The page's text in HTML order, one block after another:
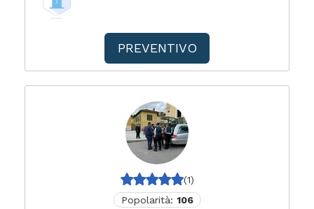
PREVENTIVO
(1)
Popolarità: 106